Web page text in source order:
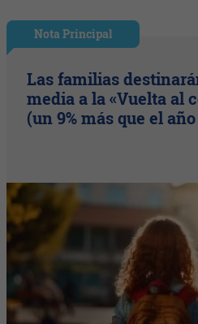
Nota Principal
Las familias
media a la «Vuelta al
(un 9% más que el